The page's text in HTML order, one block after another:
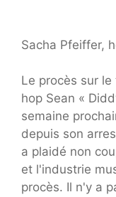
Sacha Pfeiffer,
Le procès sur
hop Sean «
semaine
depuis son
a plaidé non
et l'industrie
procès. Il n'y a